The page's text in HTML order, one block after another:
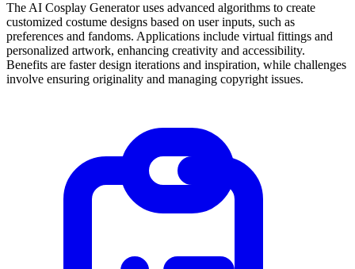
The AI Cosplay Generator uses advanced algorithms to create
customized costume designs based on user inputs, such as
preferences and fandoms. Applications include virtual fittings and
personalized artwork, enhancing creativity and accessibility.
Benefits are faster design iterations and inspiration, while challenges
involve ensuring originality and managing copyright issues.